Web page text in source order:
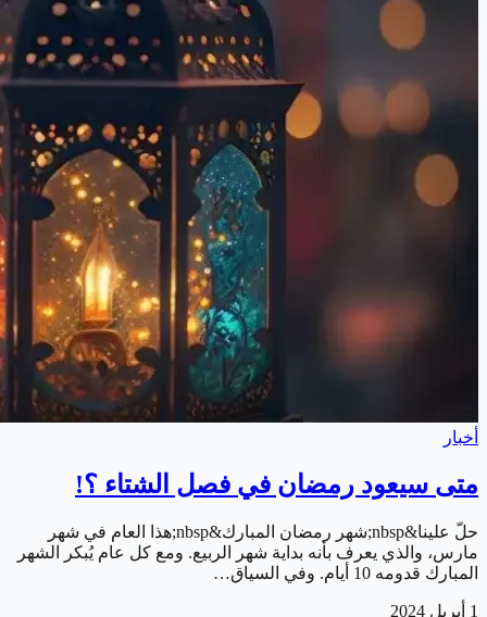
أخبار
متى سيعود رمضان في فصل الشتاء ؟!
حلّ علينا&nbsp;شهر رمضان المبارك&nbsp;هذا العام في شهر
مارس، والذي يعرف بأنه بداية شهر الربيع. ومع كل عام يُبكر الشهر
المبارك قدومه 10 أيام. وفي السياق…
1 أبريل 2024